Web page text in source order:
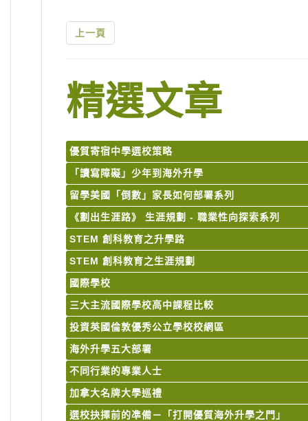
上一頁
精選文章
優質寄宿中學選校策略
「讀寫障礙」少年到海外升學
留學美國「倒數」家長如何部署系列
《劃出生涯路》 生涯規劃 - 職業性向探索系列
STEM 創科教育之升學路
STEM 創科教育之生涯規劃
國際學校
三大主流國際學校高中課程比較
投資英國倫敦優秀公立學校校網區
海外升學五大部署
不同行業的專業人士
加拿大名牌大學巡禮
選校抉擇前的凖備－「打開優質海外升學之門」